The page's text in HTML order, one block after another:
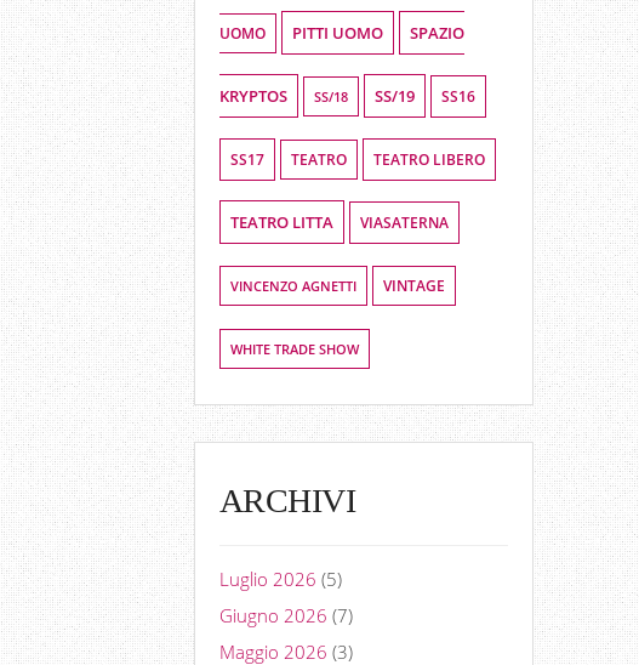
UOMO PITTI UOMO SPAZIO
KRYPTOS SS/18 SS/19 SS16
SS17 TEATRO TEATRO LIBERO
TEATRO LITTA VIASATERNA
VINCENZO AGNETTI VINTAGE
WHITE TRADE SHOW
ARCHIVI
Luglio 2026 (5)
Giugno 2026 (7)
Maggio 2026 (3)